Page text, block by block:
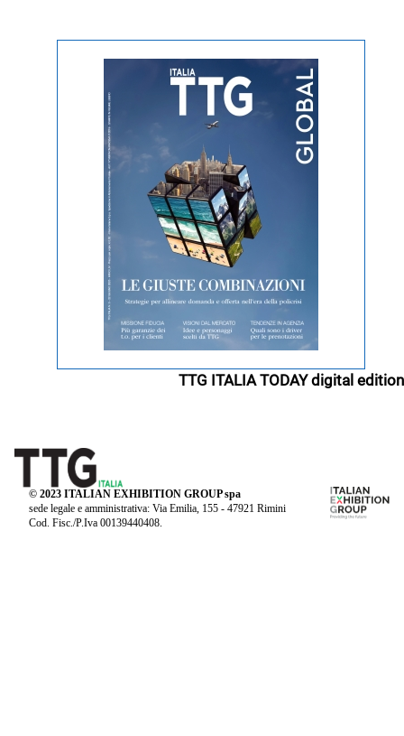
TTG ITALIA TODAY digital edition
© 2023 ITALIAN EXHIBITION GROUP spa
sede legale e amministrativa: Via Emilia, 155 - 47921 Rimini
Cod. Fisc./P.Iva 00139440408.